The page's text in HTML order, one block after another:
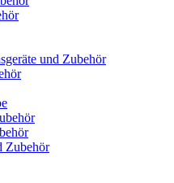
und Zubehör
Zubehör